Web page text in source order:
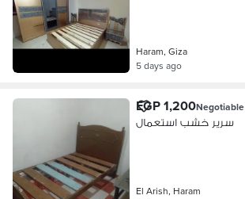
Haram, Giza
5 days ago
EGP 1,200Negotiable
سرير خشب استعمال
El Arish, Haram